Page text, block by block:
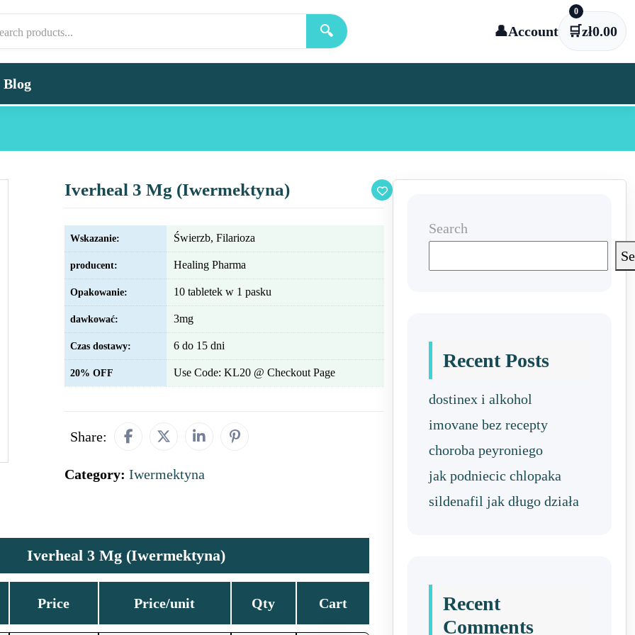
🔍 👤Account 🛒
0
zł0.00
Blog
Iverheal 3 Mg (Iwermektyna)
Wskazanie: Świerzb, Filarioza
producent: Healing Pharma
Opakowanie: 10 tabletek w 1 pasku
dawkować: 3mg
Czas dostawy: 6 do 15 dni
20% OFF Use Code: KL20 @ Checkout Page
Share:
Category: Iwermektyna
Iverheal 3 Mg (Iwermektyna)
Price Price/unit Qty Cart
Search
Recent Posts
dostinex i alkohol
imovane bez recepty
choroba peyroniego
jak podniecic chlopaka
sildenafil jak długo działa
Recent
Comments